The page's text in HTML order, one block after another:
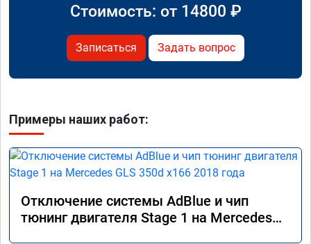
Стоимость: от 14800 ₽
Записаться Задать вопрос
Примеры наших работ:
Отключение системы AdBlue и чип
тюнинг двигателя Stage 1 на Mercedes